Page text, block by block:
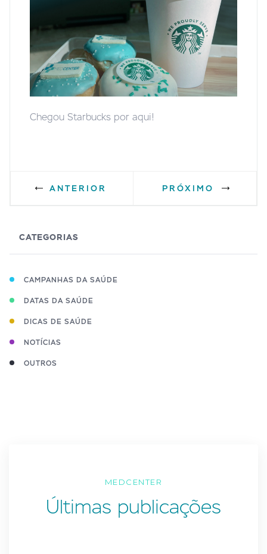
Chegou Starbucks por aqui!
ANTERIOR PRÓXIMO
CATEGORIAS
CAMPANHAS DA SAÚDE
DATAS DA SAÚDE
DICAS DE SAÚDE
NOTÍCIAS
OUTROS
MEDCENTER
Últimas publicações